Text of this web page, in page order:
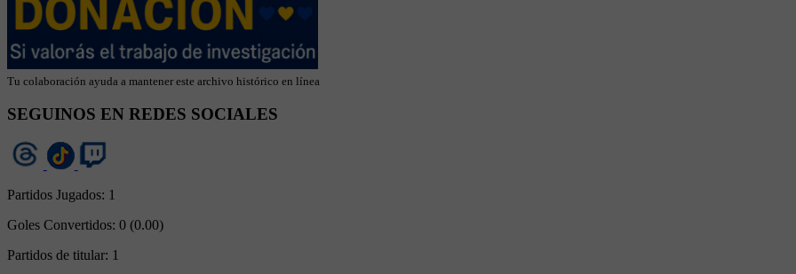
Tu colaboración ayuda a mantener este archivo histórico en línea
SEGUINOS EN REDES SOCIALES
Partidos Jugados: 1
Goles Convertidos: 0 (0.00)
Partidos de titular: 1